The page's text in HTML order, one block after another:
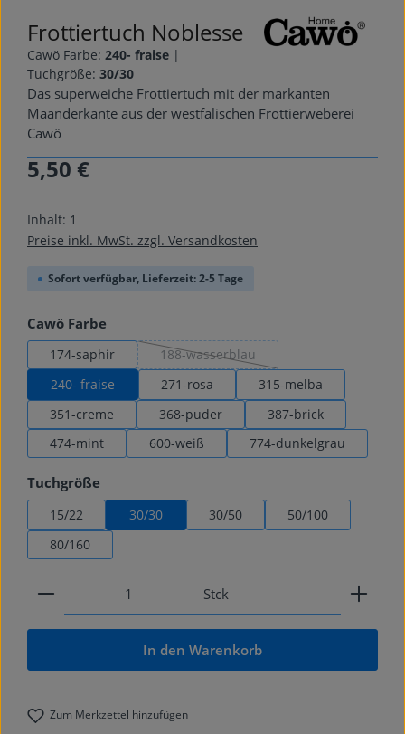
Frottiertuch Noblesse
Cawö Farbe: 240- fraise |
Tuchgröße: 30/30
Das superweiche Frottiertuch mit der markanten
Mäanderkante aus der westfälischen Frottierweberei
Cawö
Regulärer Preis:
5,50 €
Inhalt: 1
Preise inkl. MwSt. zzgl. Versandkosten
Sofort verfügbar, Lieferzeit: 2-5 Tage
Cawö Farbe
174-saphir 188-wasserblau
(Diese Option ist zurzeit nicht
240- fraise 271-rosa
315-melba
351-creme
368-puder
387-brick
474-mint
600-weiß 774-dunkelgrau
Tuchgröße
15/22 30/30 30/50
50/100
80/160
Produkt Anzahl: Gib den gewünschten Wert ein
Stck
In den Warenkorb
Zum Merkzettel hinzufügen